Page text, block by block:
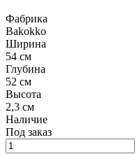
Фабрика
Bakokko
Ширина
54 см
Глубина
52 см
Высота
2,3 см
Наличие
Под заказ